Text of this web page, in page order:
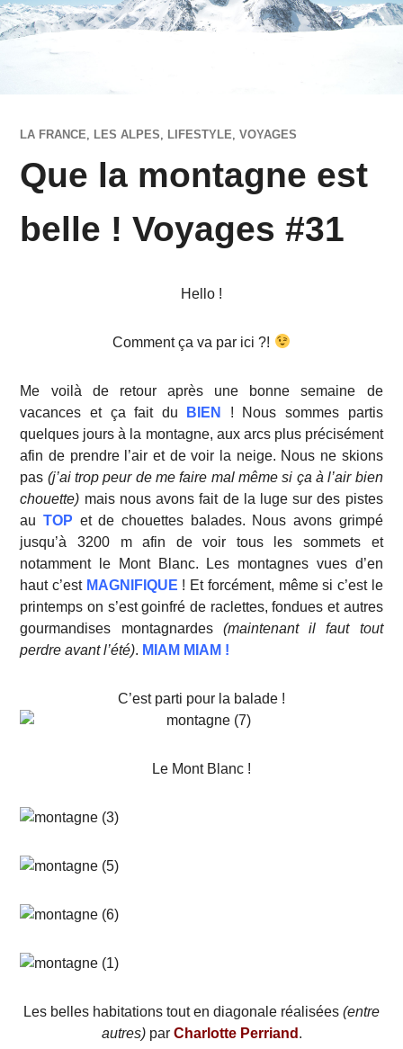
LA FRANCE LES ALPES LIFESTYLE ,VOYAGES
Que la montagne est
belle ! Voyages #31
Hello !
Comment ça va par ici ?!
Me voilà de retour après une bonne semaine de
vacances et ça fait du
BIEN
! Nous sommes partis
quelques jours à la montagne, aux arcs plus précisément
afin de prendre l’air et de voir la neige. Nous ne skions
pas (j’ai trop peur de me faire mal même si ça à l’air bien
chouette) mais nous avons fait de la luge sur des pistes
auTOP et de chouettes balades. Nous avons grimpé
jusqu’à 3200 m afin de voir tous les sommets et
notamment le Mont Blanc. Les montagnes vues d’en
haut c’est MAGNIFIQUE ! Et forcément, même si c’est le
printemps on s’est goinfré de raclettes, fondues et autres
gourmandises montagnardes (maintenant il faut tout
perdre avant l’été). MIAM MIAM !
C’est parti pour la balade !
Le Mont Blanc !
Les belles habitations tout en diagonale réalisées (entre
autres)par Charlotte Perriand .